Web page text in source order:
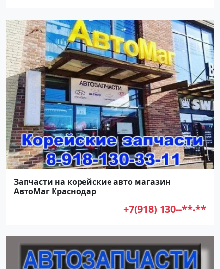
Запчасти на корейские авто магазин
АвтоМаг Краснодар
+7(918) 130--**-**